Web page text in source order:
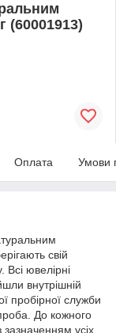
(60001913)
Оплата Умови
свій
Всі ювелірні
внутрішній
пробірної служби
До кожного
усіх